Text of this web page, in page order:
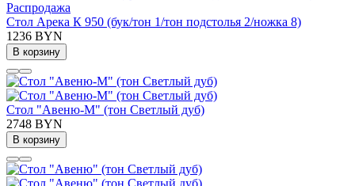
Распродажа
Стол Арека К 950 (бук/тон 1/тон подстолья 2/ножка 8)
1236 BYN
В корзину
Стол "Авеню-М" (тон Светлый дуб)
2748 BYN
В корзину